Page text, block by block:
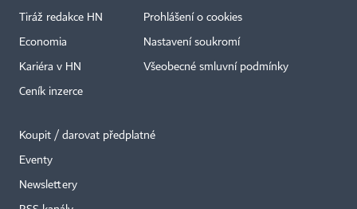
Tiráž redakce HN
Economia
Kariéra v HN
Ceník inzerce
Prohlášení o cookies
Nastavení soukromí
Všeobecné smluvní podmínky
Koupit / darovat předplatné
Eventy
Newslettery